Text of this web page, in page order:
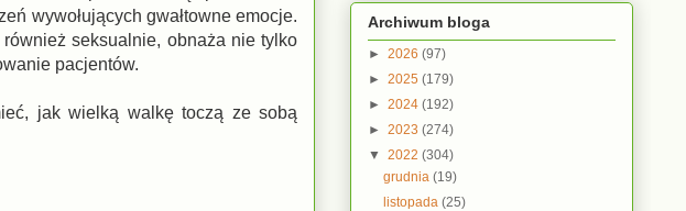
wywołujących gwałtowne emocje.
seksualnie, obnaża nie tylko
pacjentów.
jak wielką walkę toczą ze sobą
Archiwum bloga
► 2026 (97)
► 2025 (179)
► 2024 (192)
► 2023 (274)
▼ 2022 (304)
grudnia(19)
listopada(25)